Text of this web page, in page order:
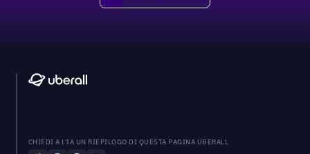
CHIEDI A L'IA UN RIEPILOGO DI QUESTA PAGINA UBERALL